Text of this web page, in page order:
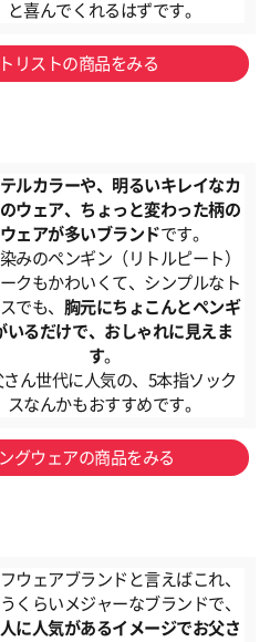
と喜んでくれるはずです。
リストの商品をみる
ルカラーや、明るいキレイなカ
ウェア、ちょっと変わった柄の
ウェアが多いブランドです。
みのペンギン（リトルピート）
クもかわいくて、シンプルなト
でも、 胸元にちょこんとペンギ
いるだけで、おしゃれに見えま
す。
さん世代に人気の、5本指ソック
スなんかもおすすめです。
グウェアの商品をみる
ウェアブランドと言えばこれ、
くらいメジャーなブランドで、
に人気があるイメージでお父さ